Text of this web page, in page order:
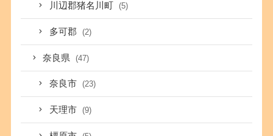
川辺郡猪名川町 (5)
多可郡 (2)
奈良県 (47)
奈良市 (23)
天理市 (9)